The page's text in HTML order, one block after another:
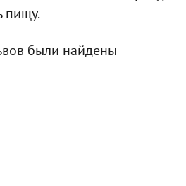
пищу.
были найдены